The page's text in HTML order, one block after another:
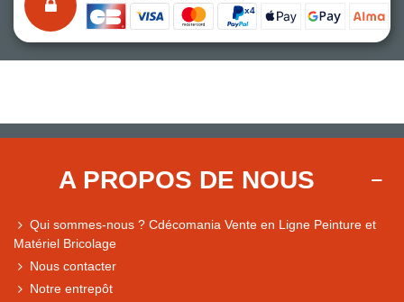
A PROPOS DE NOUS
Qui sommes-nous ? Cdécomania Vente en Ligne Peinture et
Matériel Bricolage
Nous contacter
Notre entrepôt